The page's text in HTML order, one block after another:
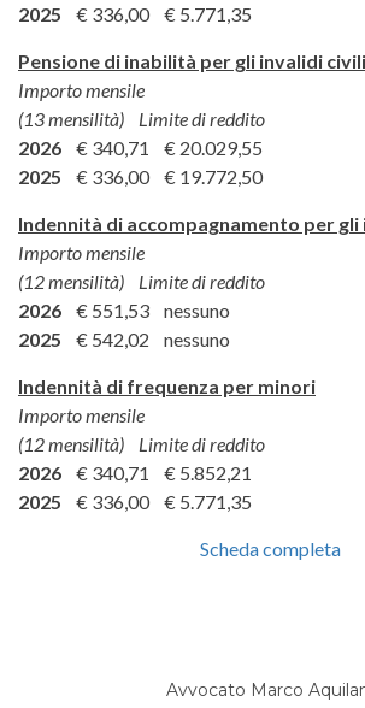
2025 € 336,00 € 5.771,35
Pensione di inabilità per gli invalidi
Importo mensile
(13 mensilità) Limite di reddito
2026 € 340,71 € 20.029,55
2025 € 336,00 € 19.772,50
Indennità di accompagnamento per
Importo mensile
(12 mensilità) Limite di reddito
2026 € 551,53 nessuno
2025 € 542,02 nessuno
Indennità di frequenza per minori
Importo mensile
(12 mensilità) Limite di reddito
2026 € 340,71 € 5.852,21
2025 € 336,00 € 5.771,35
Scheda completa
Avvocato Marco